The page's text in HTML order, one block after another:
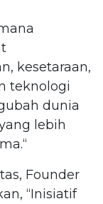
kesetaraan,
teknologi
dunia
lebih
Founder
“Inisiatif